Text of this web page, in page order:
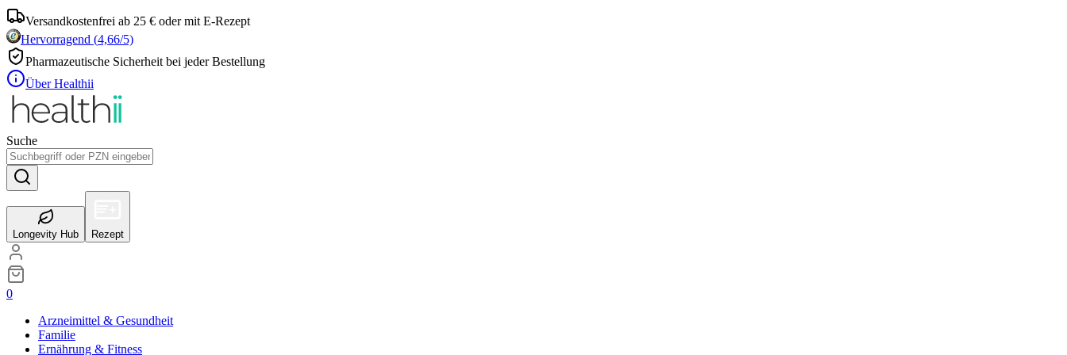
Versandkostenfrei ab 25 € oder mit E-Rezept
Hervorragend (4,66/5)
Pharmazeutische Sicherheit bei jeder Bestellung
Über Healthii
Suche
Longevity Hub Rezept
0
Arzneimittel & Gesundheit
Familie
Ernährung & Fitness